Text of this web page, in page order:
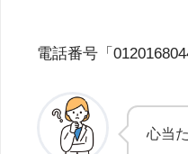
電話番号「
心当